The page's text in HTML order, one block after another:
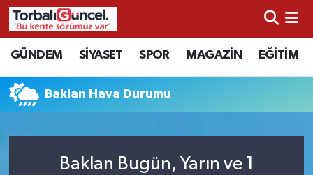
GÜNDEM SİYASET SPOR MAGAZİN EĞİTİM
Baklan Hava Durumu
Baklan Bugün, Yarın ve 1
İzmir Nöbetçi Eczaneler
İzmir Hava Durumu
İzmir Trafik Yoğunluk Haritası